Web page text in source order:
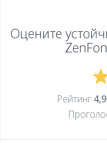
Оцените
Рейтинг 4,9